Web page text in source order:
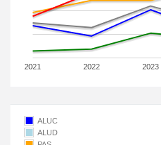
2021 2022 2023
ALUC
ALUD